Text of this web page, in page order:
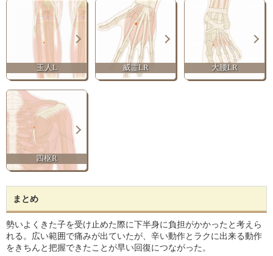
玉人L 威霊LR 大腰LR
四枢R
まとめ
勢いよくきた子を受け止めた際に下半身に負担がかかったと考えら
れる。広い範囲で痛みが出ていたが、辛い動作とラクに出来る動作
をきちんと把握できたことが早い回復につながった。